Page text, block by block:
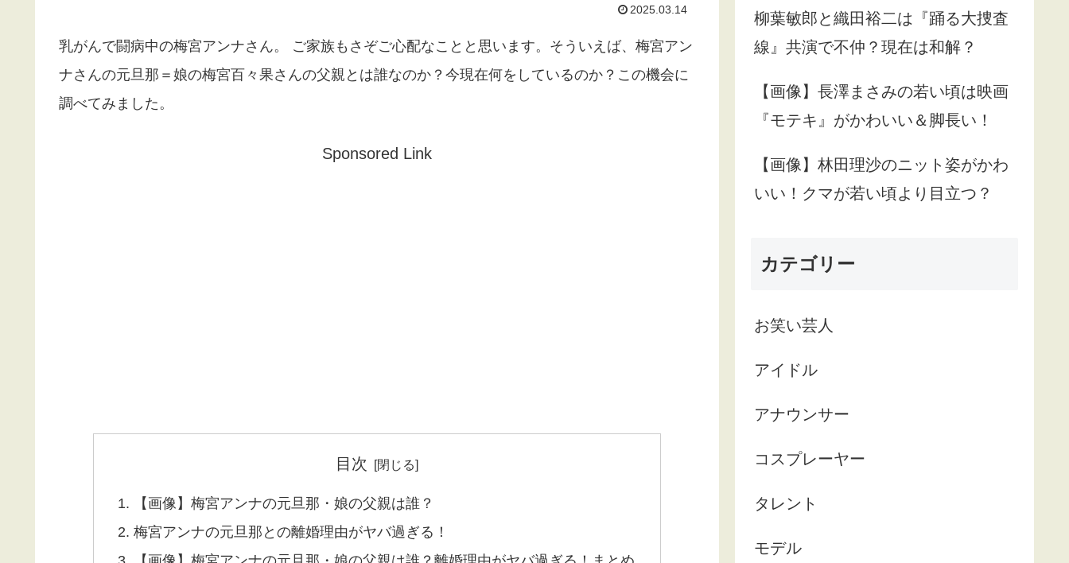
2025.03.14
乳がんで闘病中の梅宮アンナさん。
ご家族もさぞご心配なことと思います。そういえば、梅宮アン
ナさんの元旦那＝娘の梅宮百々果さんの父親とは誰なのか？ 今現在何をしているのか？この機会に
調べてみました。
Sponsored Link
目次
【画像】梅宮アンナの元旦那・娘の父親は誰？
梅宮アンナの元旦那との離婚理由がヤバ過ぎる！
柳葉敏郎と織田裕二は『踊る大捜査
線』共演で不仲？現在は和解？
【画像】長澤まさみの若い頃は映画
『モテキ』がかわいい＆脚長い！
【画像】林田理沙のニット姿がかわ
いい！クマが若い頃より目立つ？
カテゴリー
お笑い芸人
アイドル
アナウンサー
コスプレーヤー
タレント
モデル